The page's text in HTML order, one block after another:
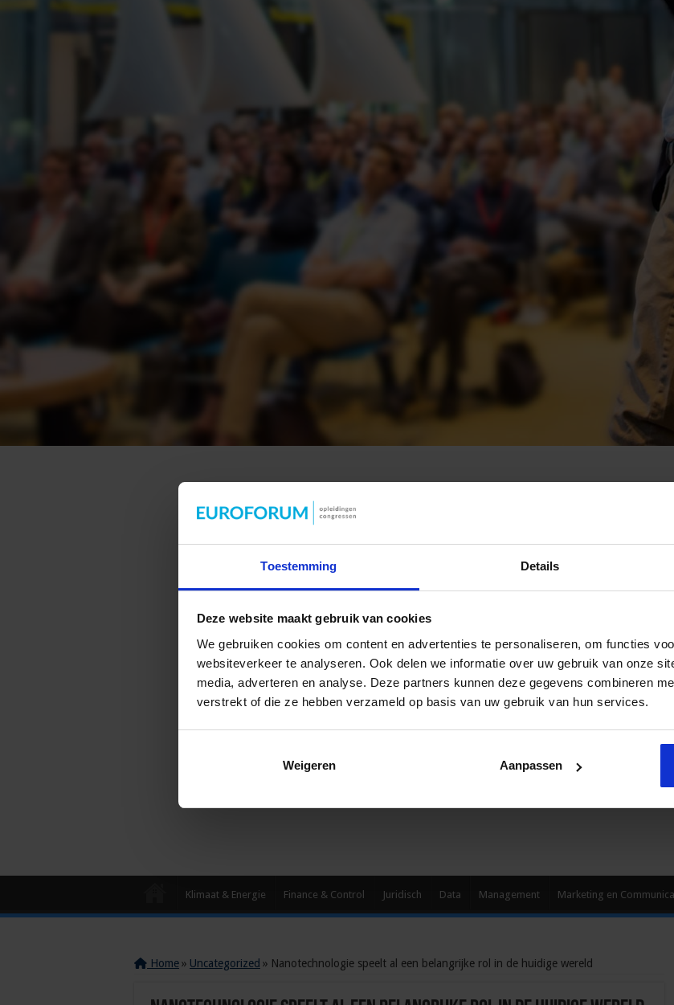
Toestemming Details
Deze website maakt gebruik van cookies
We gebruiken cookies om content en advertenties te personaliseren, om functies
websiteverkeer te analyseren. Ook delen we informatie over uw gebruik van onze
media, adverteren en analyse. Deze partners kunnen deze gegevens combineren
verstrekt of die ze hebben verzameld op basis van uw gebruik van hun services.
Weigeren Aanpassen
Klimaat & Energie Finance & Control Juridisch Data Management Marketing en
Home» Uncategorized » Nanotechnologie speelt al een belangrijke rol in de huidige wereld